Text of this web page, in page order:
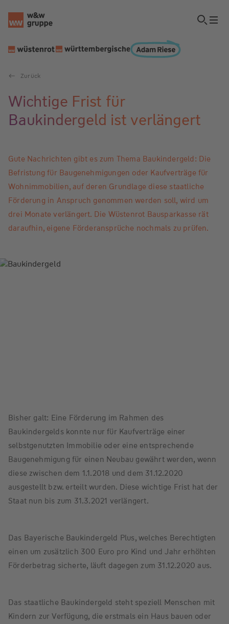
Zurück
Wichtige Frist für
Baukindergeld ist verlängert
Gute Nachrichten gibt es zum Thema Baukindergeld: Die
Befristung für Baugenehmigungen oder Kaufverträge für
Wohnimmobilien, auf deren Grundlage diese staatliche
Förderung in Anspruch genommen werden soll, wird um
drei Monate verlängert. Die Wüstenrot Bausparkasse rät
daraufhin, eigene Förderansprüche nochmals zu prüfen.
Bisher galt: Eine Förderung im Rahmen des
Baukindergelds konnte nur für Kaufverträge einer
selbstgenutzten Immobilie oder eine entsprechende
Baugenehmigung für einen Neubau gewährt werden, wenn
diese zwischen dem 1.1.2018 und dem 31.12.2020
ausgestellt bzw. erteilt wurden. Diese wichtige Frist hat der
Staat nun bis zum 31.3.2021 verlängert.
Das Bayerische Baukindergeld Plus, welches Berechtigten
einen um zusätzlich 300 Euro pro Kind und Jahr erhöhten
Förderbetrag sicherte, läuft dagegen zum 31.12.2020 aus.
Das staatliche Baukindergeld steht speziell Menschen mit
Kindern zur Verfügung, die erstmals ein Haus bauen oder